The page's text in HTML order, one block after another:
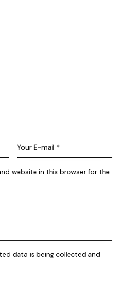
website in this browser for the
data is being collected and